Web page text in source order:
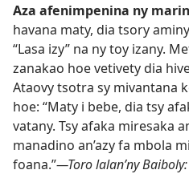
Aza afenimpenina ny
havana maty, dia tsory
“Lasa izy” na ny toy izany.
zanakao hoe vetivety dia
Ataovy tsotra sy mivantana
hoe: “Maty i bebe, dia tsy
vatany. Tsy afaka miresaka
manadino an’azy fa mbola
foana.”—Toro lalan’ny Baiboly: